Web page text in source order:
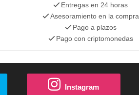
Entregas en 24 horas
Asesoramiento en la compra
Pago a plazos
Pago con criptomonedas
Instagram